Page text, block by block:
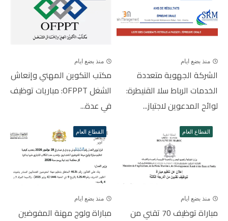
منذ بضع ايام
الشركة الجهوية متعددة
الخدمات الرباط سلا القنيطرة:
لوائح المدعوين لاجتياز...
منذ بضع ايام
مكتب التكوين المهني وإنعاش
الشغل OFPPT: مباريات توظيف
في عدة...
القطاع العام
منذ بضع ايام
مباراة توظيف 70 تقني من
القطاع العام
منذ بضع ايام
مباراة ولوج مهنة المفوضين